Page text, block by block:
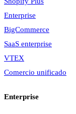
Enterprise
BigCommerce
SaaS enterprise
VTEX
Comercio unificado
Enterprise